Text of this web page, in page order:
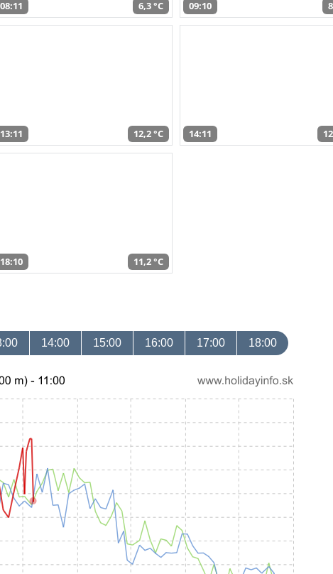
08:11 6,3 °C 09:10
13:11 12,2 °C 14:11
18:10 11,2 °C
14:00 15:00 16:00 17:00 18:00